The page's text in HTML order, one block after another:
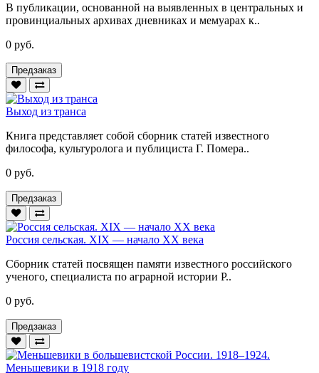
В публикации, основанной на выявленных в центральных и
провинциальных архивах дневниках и мемуарах к..
0 руб.
Предзаказ
Выход из транса
Книга представляет собой сборник статей известного
философа, культуролога и публициста Г. Помера..
0 руб.
Предзаказ
Россия сельская. XIX — начало XX века
Сборник статей посвящен памяти известного российского
ученого, специалиста по аграрной истории Р..
0 руб.
Предзаказ